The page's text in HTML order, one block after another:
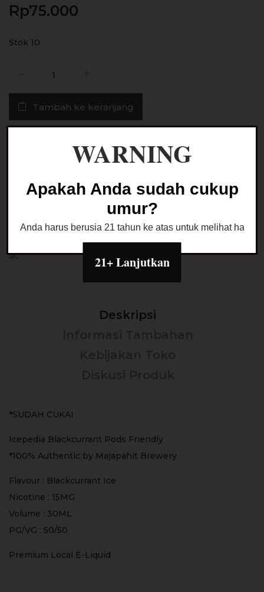
Rp75.000
Stok 10
Icepedia
Blackcurrant
Pods
Tambah ke keranjang
Deskripsi
*SUDAH CUKAI
Icepedia Blackcurrant Pods Friendly
*100% Authentic by Majapahit Brewery
Flavour : Blackcurrant Ice
Nicotine : 15MG
Volume : 30ML
PG/VG : 50/50
Premium Local E-Liquid
WARNING
Apakah Anda sudah cukup
umur?
Anda harus berusia 21 tahun ke atas untuk melihat
21+ Lanjutkan